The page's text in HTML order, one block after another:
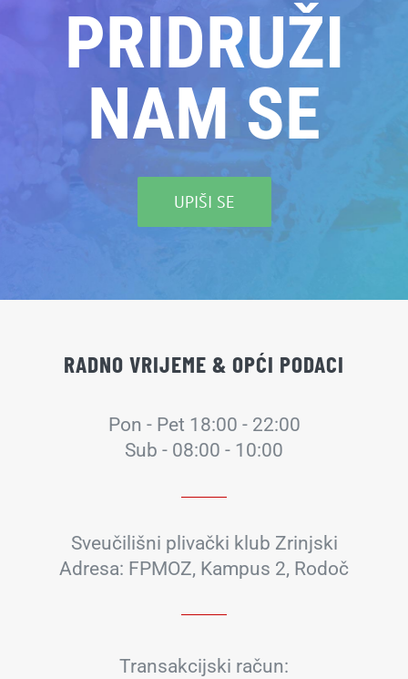
PRIDRUŽI
NAM SE
UPIŠI SE
RADNO VRIJEME & OPĆI PODACI
Pon - Pet 18:00 - 22:00
Sub - 08:00 - 10:00
Sveučilišni plivački klub Zrinjski
Adresa: FPMOZ, Kampus 2, Rodoč
Transakcijski račun: